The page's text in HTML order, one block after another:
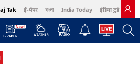
Tak ई-पेपर বাংলা India Today इंडिया टुडे हिंदी
Cosmopolitan Harper's Bazaar Northeast